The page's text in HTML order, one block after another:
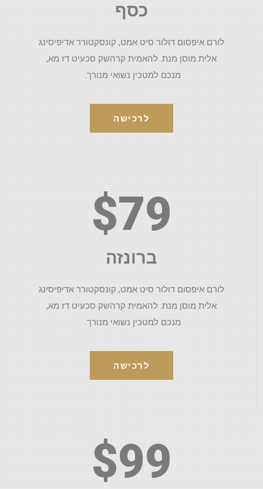
כסף
לורם איפסום דולור סיט אמט, קונסקטורר אדיפיסינג
אלית מוסן מנת. להאמית קרהשק סכעיט דז מא,
מנכם למטכין נשואי מנורך.
לרכישה
$79
ברונזה
לורם איפסום דולור סיט אמט, קונסקטורר אדיפיסינג
אלית מוסן מנת. להאמית קרהשק סכעיט דז מא,
מנכם למטכין נשואי מנורך.
לרכישה
$99